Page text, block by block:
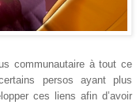
communautaire à tout ce
persos ayant plus
ces liens afin d’avoir